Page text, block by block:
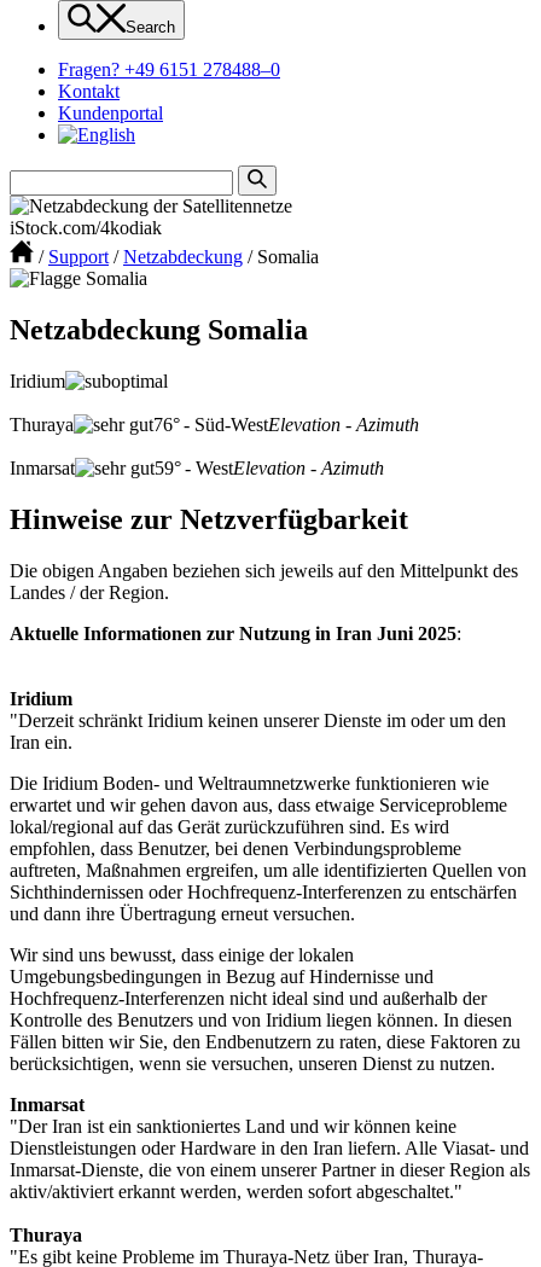
Search
Fragen? +49 6151 278488–0
Kontakt
Kundenportal
iStock.com/4kodiak
/ Support / Netzabdeckung /Somalia
Netzabdeckung Somalia
Iridium
Thuraya 76° - Süd-WestElevation - Azimuth
Inmarsat 59° - WestElevation - Azimuth
Hinweise zur Netzverfügbarkeit
Die obigen Angaben beziehen sich jeweils auf den Mittelpunkt des
Landes / der Region.
Aktuelle Informationen zur Nutzung in Iran Juni 2025:
Iridium
"Derzeit schränkt Iridium keinen unserer Dienste im oder um den
Iran ein.
Die Iridium Boden- und Weltraumnetzwerke funktionieren wie
erwartet und wir gehen davon aus, dass etwaige Serviceprobleme
lokal/regional auf das Gerät zurückzuführen sind. Es wird
empfohlen, dass Benutzer, bei denen Verbindungsprobleme
auftreten, Maßnahmen ergreifen, um alle identifizierten Quellen von
Sichthindernissen oder Hochfrequenz-Interferenzen zu entschärfen
und dann ihre Übertragung erneut versuchen.
Wir sind uns bewusst, dass einige der lokalen
Umgebungsbedingungen in Bezug auf Hindernisse und
Hochfrequenz-Interferenzen nicht ideal sind und außerhalb der
Kontrolle des Benutzers und von Iridium liegen können. In diesen
Fällen bitten wir Sie, den Endbenutzern zu raten, diese Faktoren zu
berücksichtigen, wenn sie versuchen, unseren Dienst zu nutzen.
Inmarsat
"Der Iran ist ein sanktioniertes Land und wir können keine
Dienstleistungen oder Hardware in den Iran liefern. Alle Viasat- und
Inmarsat-Dienste, die von einem unserer Partner in dieser Region als
aktiv/aktiviert erkannt werden, werden sofort abgeschaltet."
Thuraya
"Es gibt keine Probleme im Thuraya-Netz über Iran, Thuraya-